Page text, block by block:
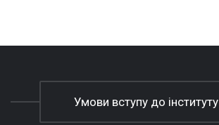
Умови вступу до інституту